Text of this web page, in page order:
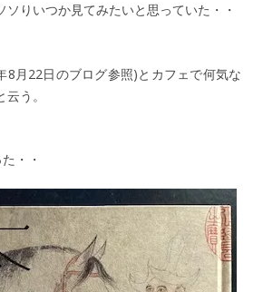
りいつか見てみたいと思っていた・・
月22日のブログ参照)とカフェで何気な
う。
・・